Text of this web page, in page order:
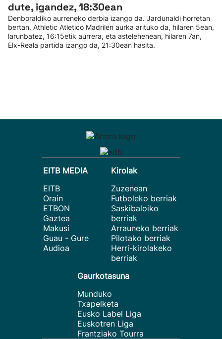
dute, igandez, 18:30ean
Denboraldiko aurreneko derbia izango da. Jardunaldi horretan
bertan, Athletic Atletico Madrilen aurka arituko da, hilaren 5ean,
larunbatez, 16:15etik aurrera, eta astelehenean, hilaren 7an,
Elx-Reala partida izango da, 21:30ean hasita.
EITB MEDIA
EITB
Orain
ETBON
Gaztea
Makusi
Guau - Gure
Audioa
Kirolak
Zuzenean
Futboleko berriak
Saskibaloiko
berriak
Arrauneko berriak
Pilotako berriak
Herri-kirolakeko
berriak
Gaurkotasuna
Munduko
Txapelketa
Eusko Label Liga
Euskotren Liga
Frantziako Tourra